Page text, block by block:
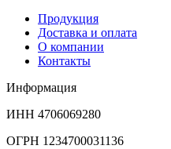
Продукция
Доставка и оплата
О компании
Контакты
Информация
ИНН 4706069280
ОГРН 1234700031136